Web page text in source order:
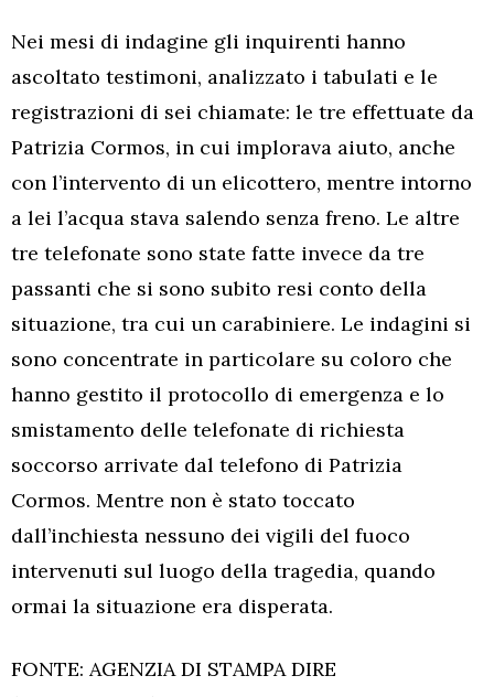
Nei mesi di indagine gli inquirenti hanno
ascoltato testimoni, analizzato i tabulati e le
registrazioni di sei chiamate: le tre effettuate da
Patrizia Cormos, in cui implorava aiuto, anche
con l’intervento di un elicottero, mentre intorno
a lei l’acqua stava salendo senza freno. Le altre
tre telefonate sono state fatte invece da tre
passanti che si sono subito resi conto della
situazione, tra cui un carabiniere. Le indagini si
sono concentrate in particolare su coloro che
hanno gestito il protocollo di emergenza e lo
smistamento delle telefonate di richiesta
soccorso arrivate dal telefono di Patrizia
Cormos. Mentre non è stato toccato
dall’inchiesta nessuno dei vigili del fuoco
intervenuti sul luogo della tragedia, quando
ormai la situazione era disperata.
FONTE: AGENZIA DI STAMPA DIRE